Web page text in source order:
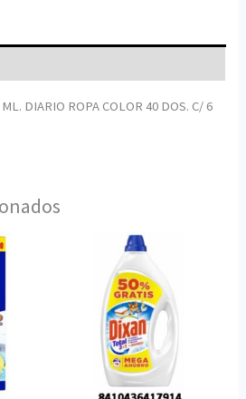
DIARIO ROPA COLOR 40 DOS. C/ 6